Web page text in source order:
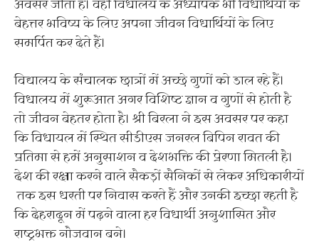
अवसर जीता है। वहीं विधालय के अध्यापक भी विधार्थियों के
बेहत्तर भविष्य के लिए अपना जीवन विधार्थियों के लिए
समर्पित कर देते हैं।
विद्यालय के संचालक छात्रों में अच्छे गुणों को डाल रहे हैं।
विधालय में शुरूआत अगर विशिष्ट ज्ञान व गुणों से होती है
तो जीवन बेहतर होता है। श्री बिरला ने इस अवसर पर कहा
कि विधायल में स्थित सीडीएस जनरल बिपिन रावत की
प्रतिमा से हमें अनुसाशन व देशभक्ति की प्रेरणा मितली है।
देश की रक्षा करने वाले सैकड़ों सैनिकों से लेकर अधिकारीयों
तक इस धरती पर निवास करते हैं और उनकी इच्छा रहती है
कि देहरादून में पढ़ने वाला हर विधार्थी अनुशासित और
राष्ट्रभक्त नौजवान बने।